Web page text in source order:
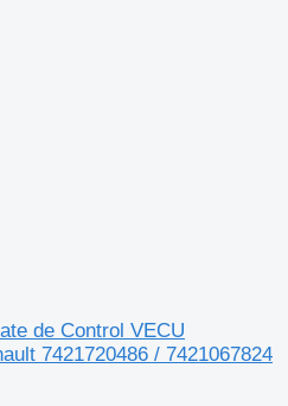
de Control VECU
7421720486 / 7421067824